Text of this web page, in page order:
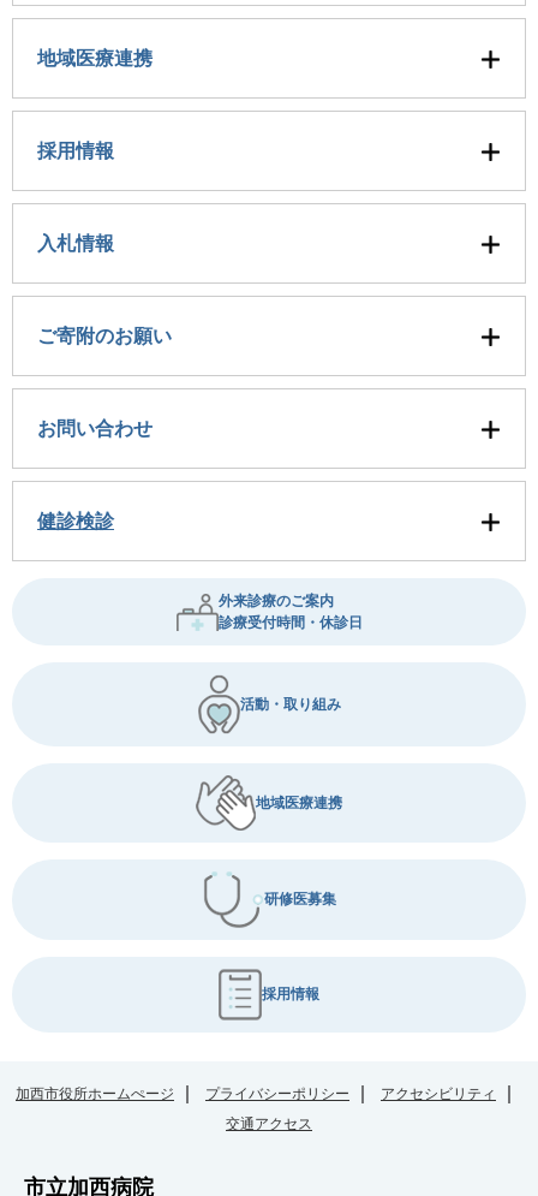
地域医療連携
採用情報
入札情報
ご寄附のお願い
お問い合わせ
健診検診
外来診療のご案内
診療受付時間・休診日
活動・取り組み
地域医療連携
研修医募集
採用情報
加西市役所ホームぺージ プライバシーポリシー
アクセシビリティ
交通アクセス
市立加西病院